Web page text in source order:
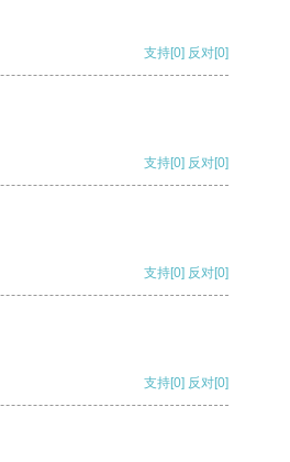
支持[0] 反对[0]
支持[0] 反对[0]
支持[0] 反对[0]
支持[0] 反对[0]